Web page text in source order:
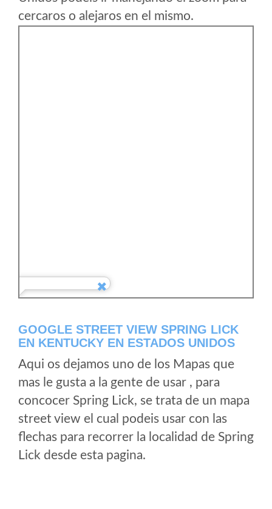
cercaros o alejaros en el mismo.
GOOGLE STREET VIEW SPRING LICK
EN KENTUCKY EN ESTADOS UNIDOS
Aqui os dejamos uno de los Mapas que
mas le gusta a la gente de usar , para
concocer Spring Lick, se trata de un mapa
street view el cual podeis usar con las
flechas para recorrer la localidad de Spring
Lick desde esta pagina.